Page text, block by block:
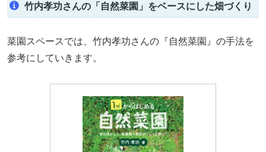
竹内孝功さんの「自然菜園」をベースにした畑づくり
菜園スペースでは、竹内孝功さんの『自然菜園』の手法を
参考にしていきます。